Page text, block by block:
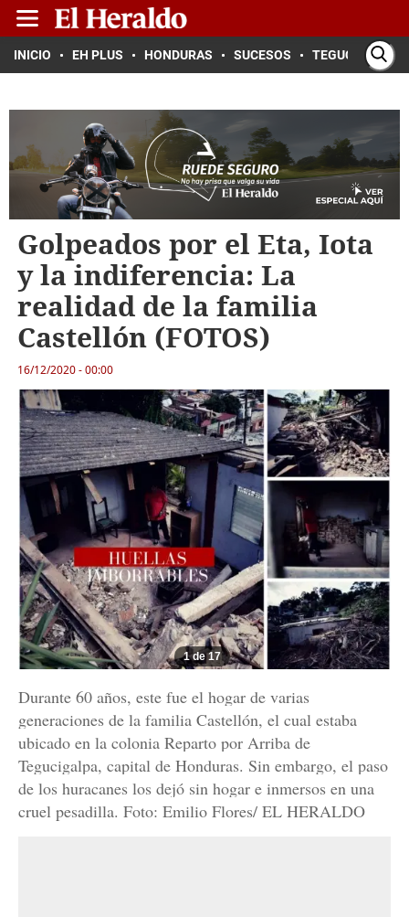
INICIO EH PLUS HONDURAS SUCESOS TEGUCIGALPA
Golpeados por el Eta, Iota
y la indiferencia: La
realidad de la familia
Castellón (FOTOS)
16/12/2020 - 00:00
1 de 17
Durante 60 años, este fue el hogar de varias
generaciones de la familia Castellón, el cual estaba
ubicado en la colonia Reparto por Arriba de
Tegucigalpa, capital de Honduras. Sin embargo, el paso
de los huracanes los dejó sin hogar e inmersos en una
cruel pesadilla. Foto: Emilio Flores/ EL HERALDO